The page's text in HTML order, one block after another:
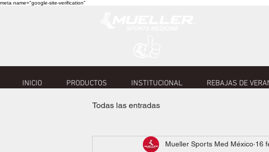
meta name="google-site-verification"
INICIO PRODUCTOS INSTITUCIONAL REBAJAS DE
Todas las entradas
Mueller Sports Med México 16